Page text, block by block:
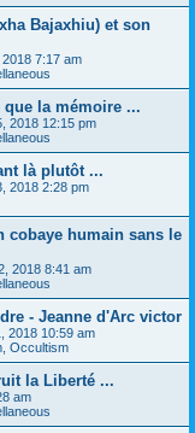
Bajaxhiu) et son
7:17 am
la mémoire ...
2018 12:15 pm
là plutôt ...
2018 2:28 pm
cobaye humain sans le
2018 8:41 am
- Jeanne d'Arc victor
2018 10:59 am
Occultism
la Liberté ...
am